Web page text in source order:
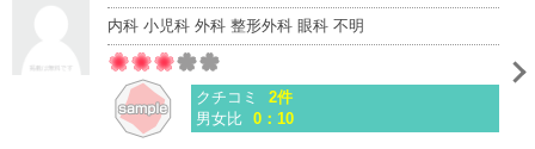
内科 小児科 外科 整形外科 眼科 不明
クチコミ
2件
男女比 0：10